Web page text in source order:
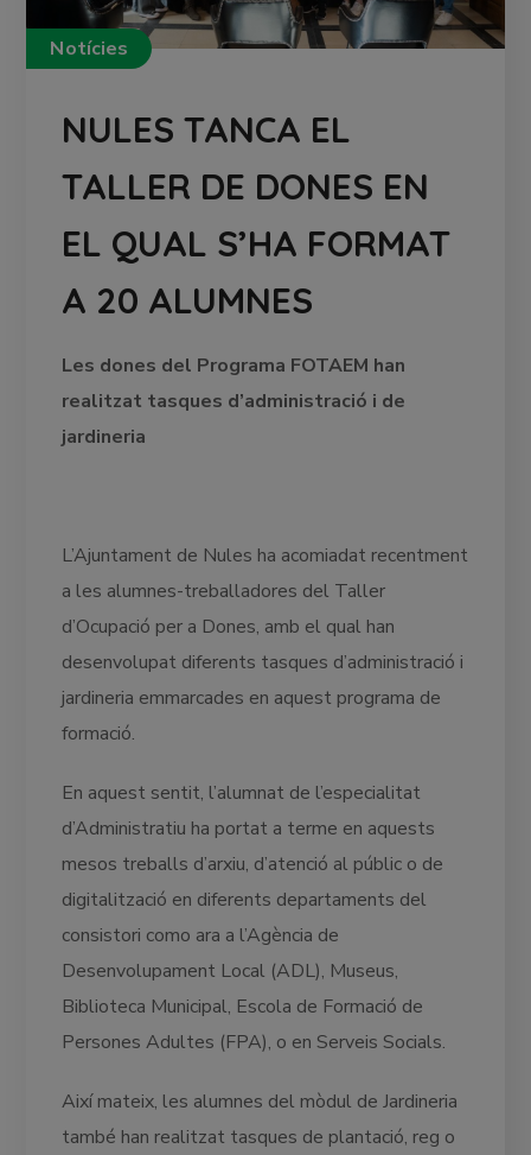
Notícies
NULES TANCA EL
TALLER DE DONES EN
EL QUAL S’HA FORMAT
A 20 ALUMNES
Les dones del Programa FOTAEM han
realitzat tasques d’administració i de
jardineria
L’Ajuntament de Nules ha acomiadat recentment
a les alumnes-treballadores del Taller
d’Ocupació per a Dones, amb el qual han
desenvolupat diferents tasques d’administració i
jardineria emmarcades en aquest programa de
formació.
En aquest sentit, l’alumnat de l’especialitat
d’Administratiu ha portat a terme en aquests
mesos treballs d’arxiu, d’atenció al públic o de
digitalització en diferents departaments del
consistori como ara a l’Agència de
Desenvolupament Local (ADL), Museus,
Biblioteca Municipal, Escola de Formació de
Persones Adultes (FPA), o en Serveis Socials.
Així mateix, les alumnes del mòdul de Jardineria
també han realitzat tasques de plantació, reg o